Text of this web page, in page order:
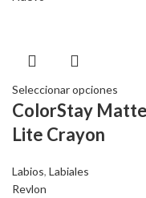
Seleccionar opciones
ColorStay Matte
Lite Crayon
Labios, Labiales
Revlon